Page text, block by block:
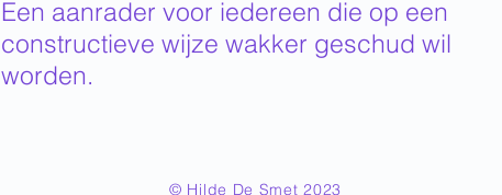
Een aanrader voor iedereen die op een
constructieve wijze wakker geschud wil
worden.
© Hilde De Smet 2023